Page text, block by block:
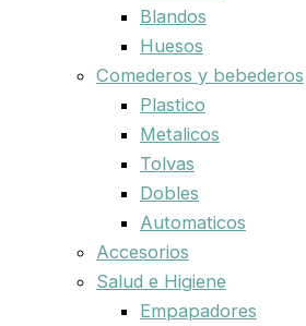
Blandos
Huesos
Comederos y bebederos
Plastico
Metalicos
Tolvas
Dobles
Automaticos
Accesorios
Salud e Higiene
Empapadores